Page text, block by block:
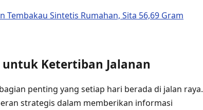
Tembakau Sintetis Rumahan, Sita 56,69 Gram
Ketertiban Jalanan
penting yang setiap hari berada di jalan raya.
strategis dalam memberikan informasi